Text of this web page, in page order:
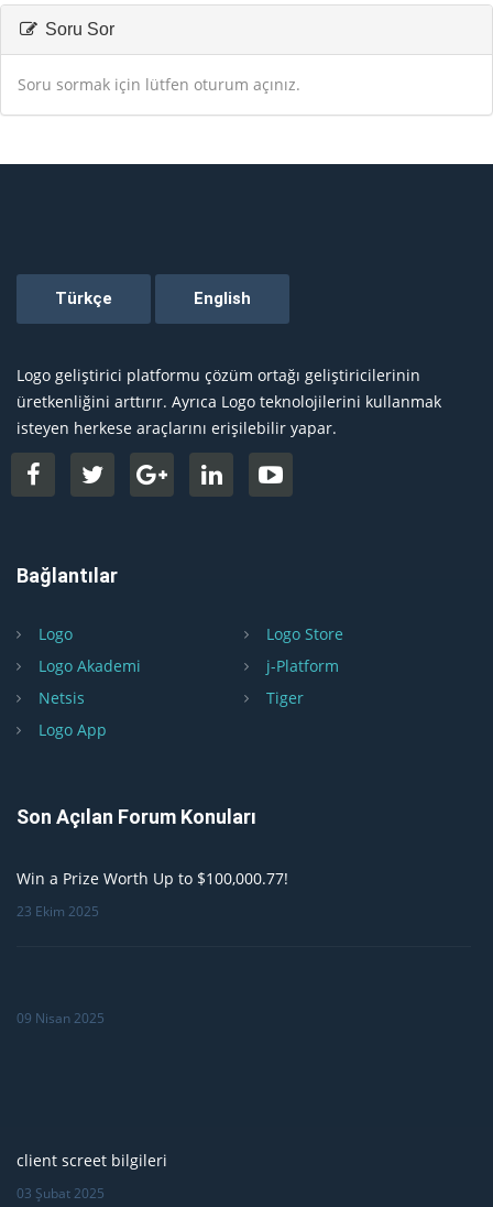
Soru Sor
Soru sormak için lütfen oturum açınız.
Logo geliştirici platformu çözüm ortağı geliştiricilerinin
üretkenliğini arttırır. Ayrıca Logo teknolojilerini kullanmak
isteyen herkese araçlarını erişilebilir yapar.
Bağlantılar
Logo
Logo Store
Logo Akademi
j-Platform
Netsis
Tiger
Logo App
Son Açılan Forum Konuları
Win a Prize Worth Up to $100,000.77!
23 Ekim 2025
09 Nisan 2025
client screet bilgileri
03 Şubat 2025